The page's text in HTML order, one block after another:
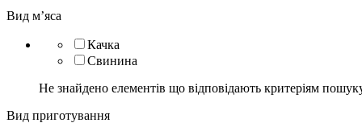
Вид м’яса
Качка
Свинина
Не знайдено елементів що відповідають критеріям
Вид приготування